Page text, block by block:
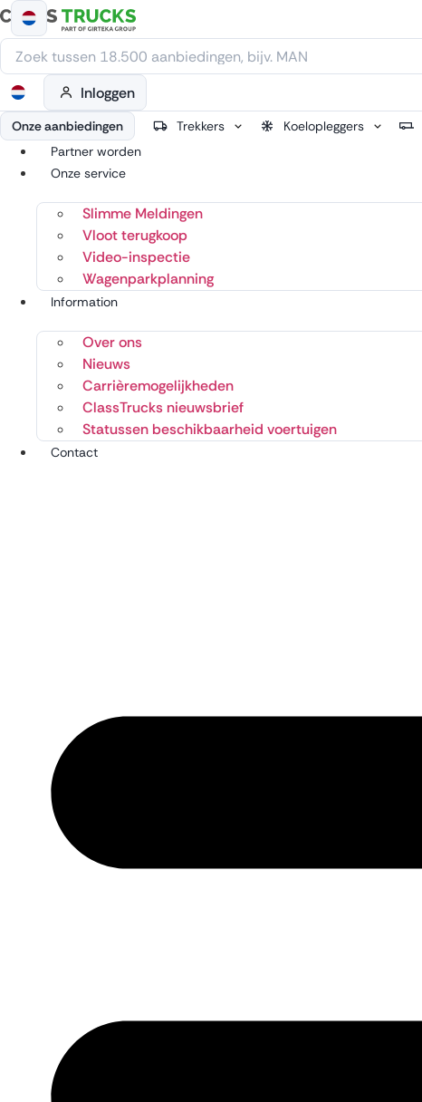
Ga
naar
de
inhoud
Inloggen
Onze aanbiedingen Trekkers Koelopleggers
Partner worden
Onze service
Slimme Meldingen
Vloot terugkoop
Video-inspectie
Wagenparkplanning
Information
Over ons
Nieuws
Carrièremogelijkheden
ClassTrucks nieuwsbrief
Statussen beschikbaarheid voertuigen
Contact